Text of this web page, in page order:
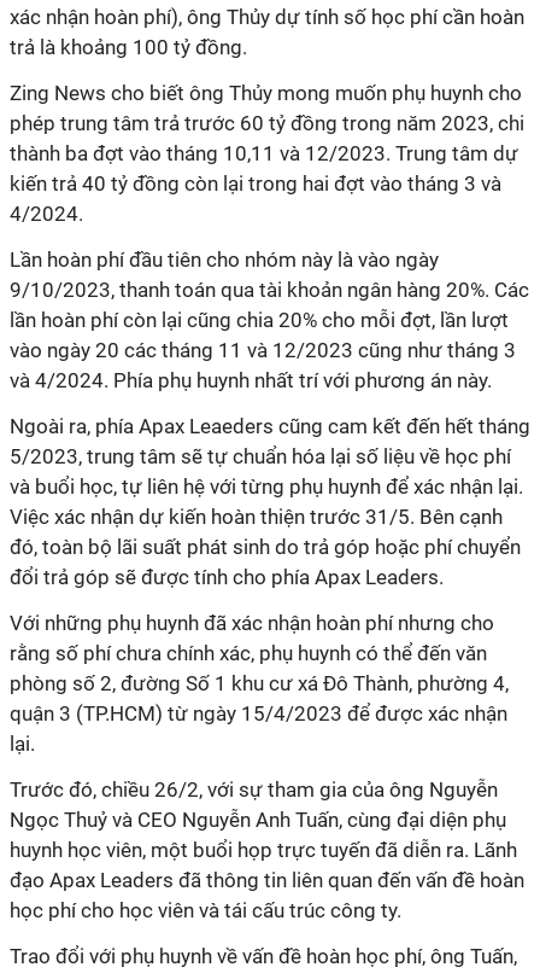
xác nhận hoàn phí), ông Thủy dự tính số học phí cần hoàn
trả là khoảng 100 tỷ đồng.
Zing News cho biết ông Thủy mong muốn phụ huynh cho
phép trung tâm trả trước 60 tỷ đồng trong năm 2023, chi
thành ba đợt vào tháng 10,11 và 12/2023. Trung tâm dự
kiến trả 40 tỷ đồng còn lại trong hai đợt vào tháng 3 và
4/2024.
Lần hoàn phí đầu tiên cho nhóm này là vào ngày
9/10/2023, thanh toán qua tài khoản ngân hàng 20%. Các
lần hoàn phí còn lại cũng chia 20% cho mỗi đợt, lần lượt
vào ngày 20 các tháng 11 và 12/2023 cũng như tháng 3
và 4/2024. Phía phụ huynh nhất trí với phương án này.
Ngoài ra, phía Apax Leaeders cũng cam kết đến hết tháng
5/2023, trung tâm sẽ tự chuẩn hóa lại số liệu về học phí
và buổi học, tự liên hệ với từng phụ huynh để xác nhận lại.
Việc xác nhận dự kiến hoàn thiện trước 31/5. Bên cạnh
đó, toàn bộ lãi suất phát sinh do trả góp hoặc phí chuyển
đổi trả góp sẽ được tính cho phía Apax Leaders.
Với những phụ huynh đã xác nhận hoàn phí nhưng cho
rằng số phí chưa chính xác, phụ huynh có thể đến văn
phòng số 2, đường Số 1 khu cư xá Đô Thành, phường 4,
quận 3 (TP.HCM) từ ngày 15/4/2023 để được xác nhận
lại.
Trước đó, chiều 26/2, với sự tham gia của ông Nguyễn
Ngọc Thuỷ và CEO Nguyễn Anh Tuấn, cùng đại diện phụ
huynh học viên, một buổi họp trực tuyến đã diễn ra. Lãnh
đạo Apax Leaders đã thông tin liên quan đến vấn đề hoàn
học phí cho học viên và tái cấu trúc công ty.
Trao đổi với phụ huynh về vấn đề hoàn học phí, ông Tuấn,